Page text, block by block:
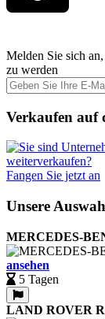
Melden Sie sich
zu werden
Verkaufen auf
Fangen Sie jetzt an
Unsere
MERCEDES-
ansehen
5 Tagen
LAND ROVER